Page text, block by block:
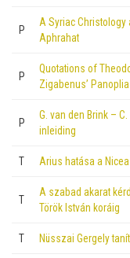
P
A Syriac
Aphrahat
P
Quotations of
Zigabenus’
P
G. van den Brink –
inleiding
T Arius hatása a
T
A szabad akarat
Török István koráig
T Nüsszai Gergely